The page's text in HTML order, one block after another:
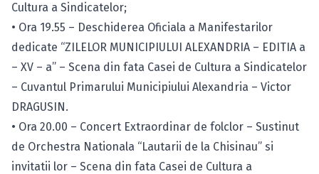
Cultura a Sindicatelor;
• Ora 19.55 – Deschiderea Oficiala a Manifestarilor
dedicate “ZILELOR MUNICIPIULUI ALEXANDRIA – EDITIA a
– XV – a” – Scena din fata Casei de Cultura a Sindicatelor
– Cuvantul Primarului Municipiului Alexandria – Victor
DRAGUSIN.
• Ora 20.00 – Concert Extraordinar de folclor – Sustinut
de Orchestra Nationala “Lautarii de la Chisinau” si
invitatii lor – Scena din fata Casei de Cultura a